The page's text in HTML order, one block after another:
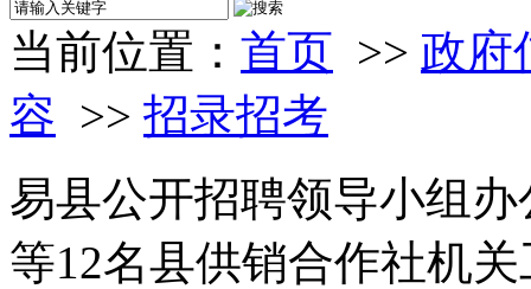
当前位置： 首页 >> 政府
容 >> 招录招考
易县公开招聘领导小组
等12名县供销合作社机